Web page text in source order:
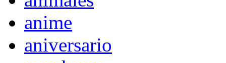
anime
aniversario